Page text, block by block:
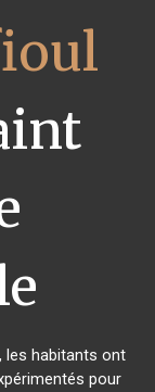
, les habitants ont
pour